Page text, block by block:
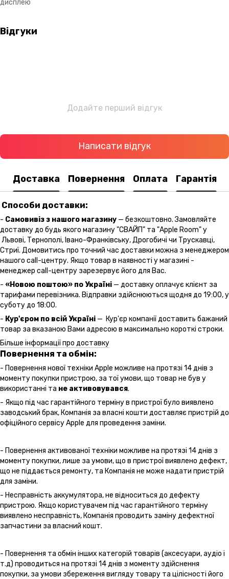
дисплею
Відгуки
Додайте перший відгук
Написати відгук
Доставка Повернення Оплата Гарантія
Способи доставки:
- Самовивіз з нашого магазину — безкоштовно. Замовляйте
доставку до будь якого магазину "СВАЙП" та "Apple Room" у
Львові, Тернополі, Івано-Франківську, Дрогобичі чи Трускавці,
Стриї. Домовитись про точний час доставки можна з менеджером
нашого call-центру. Якщо товар в наявності у магазині -
менеджер call-центру зарезервує його для Вас.
- «Новою поштою» по Україні — доставку оплачує клієнт за
тарифами перевізника. Відправки здійснюються щодня до 19:00, у
суботу до 18:00.
- Кур'єром по всій Україні — Кур'єр компанії доставить бажаний
товар за вказаною Вами адресою в максимально короткі строки.
Більше інформації про доставку
Повернення та обмін:
- Повернення нової техніки Apple можливе на протязі 14 днів з
моменту покупки пристрою, за тої умови, що товар не був у
використанні та не активовувався.
- Якщо під час гарантійного терміну в пристрої було виявлено
заводський брак, Компанія за власні кошти доставляє пристрій до
офіційного сервісу Apple для проведення заміни.
- Повернення активованої техніки можливе на протязі 14 днів з
моменту покупки, лише за умови, що в пристрої виявлено дефект,
що не піддається ремонту, та Компанія не може надати пристрій
для заміни.
- Несправність аккумулятора, не відноситься до дефекту
пристрою. Якщо користувачем під час гарантійного терміну
виявлено несправність, Компанія проводить заміну дефектної
запчастини за власний кошт.
- Повернення та обмін інших категорій товарів (аксесуари, аудіо і
т.д) проводиться на протязі 14 днів з моменту здійснення
покупки, за умови збереження вигляду товару та цілісності його